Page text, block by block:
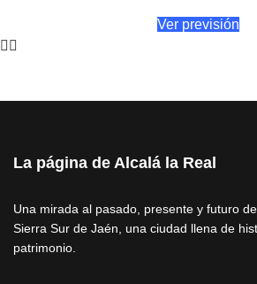
Ver previsión
La página de Alcalá la Real
Una mirada al pasado, presente y futuro
Sierra Sur de Jaén, una ciudad llena de
patrimonio.